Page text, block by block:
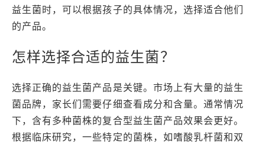
益生菌时，可以根据孩子的具体情况，选择适合他们
的产品。
怎样选择合适的益生菌？
选择正确的益生菌产品是关键。市场上有大量的益生
菌品牌，家长们需要仔细查看成分和含量。通常情况
下，含有多种菌株的复合型益生菌产品效果会更好。
根据临床研究，一些特定的菌株，如嗜酸乳杆菌和双